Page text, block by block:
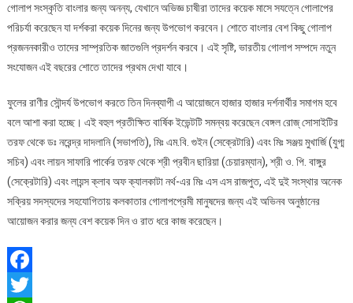
গোলাপ সংস্কৃতি বাংলার জন্য অনন্য, যেখানে অভিজ্ঞ চাষীরা তাদের কয়েক মাসে সযত্নে গোলাপের
পরিচর্যা করেছেন যা দর্শকরা কয়েক দিনের জন্য উপভোগ করবেন। শোতে বাংলার বেশ কিছু গোলাপ
প্রজননকারীও তাদের সাম্প্রতিক জাতগুলি প্রদর্শন করবে। এই সৃষ্টি, ভারতীয় গোলাপ সম্পদে নতুন
সংযোজন এই বছরের শোতে তাদের প্রথম দেখা যাবে।
ফুলের রাণীর সৌন্দর্য উপভোগ করতে তিন দিনব্যাপী এ আয়োজনে হাজার হাজার দর্শনার্থীর সমাগম হবে
বলে আশা করা হচ্ছে। এই বহুল প্রতীক্ষিত বার্ষিক ইভেন্টটি সমন্বয় করেছেন বেঙ্গল রোজ্ সোসাইটির
তরফ থেকে ডঃ নরেন্দ্র দাদলানি (সভাপতি), মিঃ এম.বি. গুইন (সেক্রেটারি) এবং মিঃ সঞ্জয় মুখার্জি (যুগ্ম
সচিব) এবং লায়ন সাফারি পার্কের তরফ থেকে শ্রী প্রবীন ছারিয়া (চেয়ারম্যান), শ্রী ও. পি. বাঙ্গুর
(সেক্রেটারি) এবং লায়ন্স ক্লাব অফ ক্যালকাটা নর্থ-এর মিঃ এস এস রাজপুত, এই দুই সংস্থার অনেক
সক্রিয় সদস্যদের সহযোগিতায় কলকাতার গোলাপপ্রেমী মানুষদের জন্য এই অভিনব অনুষ্ঠানের
আয়োজন করার জন্য বেশ কয়েক দিন ও রাত ধরে কাজ করেছেন।
Facebook